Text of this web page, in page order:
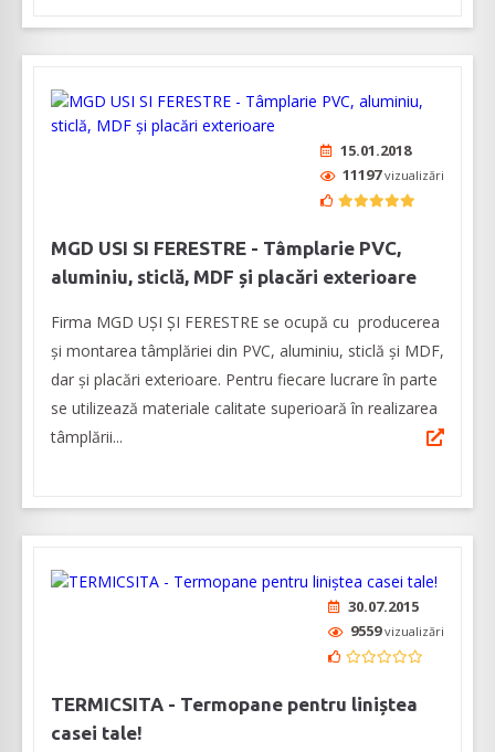
15.01.2018
11197vizualizări
MGD USI SI FERESTRE - Tâmplarie PVC,
aluminiu, sticlă, MDF și placări exterioare
Firma MGD UȘI ȘI FERESTRE se ocupă cu producerea
și montarea tâmplăriei din PVC, aluminiu, sticlă și MDF,
dar și placări exterioare. Pentru fiecare lucrare în parte
se utilizează materiale calitate superioară în realizarea
tâmplării...
30.07.2015
9559vizualizări
TERMICSITA - Termopane pentru liniștea
casei tale!